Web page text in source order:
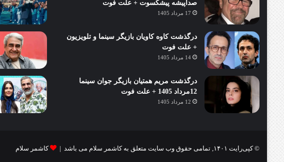
صداپیشه پیشکسوت + علت فوت
17 مرداد 1405
درگذشت کاوه کاویان بازیگر سینما و تلویزیون
+ علت فوت
14 مرداد 1405
درگذشت مریم همتیان بازیگر جوان سینما
12مرداد 1405 + علت فوت
12 مرداد 1405
© کپی‌رایت ۱۴۰۱, تمامی حقوق وب سایت متعلق به کاشمر سلام می باشد | کاشمر سلام